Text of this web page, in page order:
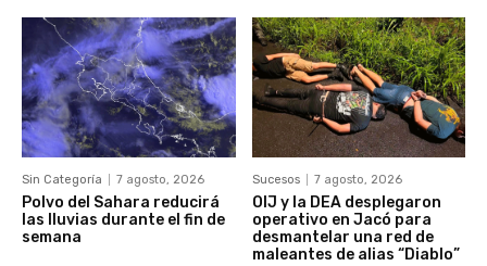
Sin Categoría 7 agosto, 2026
Polvo del Sahara reducirá
las lluvias durante el fin de
semana
Sucesos 7 agosto, 2026
OIJ y la DEA desplegaron
operativo en Jacó para
desmantelar una red de
maleantes de alias “Diablo”